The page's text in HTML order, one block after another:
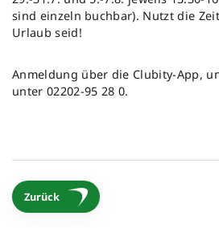
sind einzeln buchbar). Nutzt die
Urlaub seid!
Anmeldung über die Clubity-App,
unter 02202-95 28 0.
Zurück